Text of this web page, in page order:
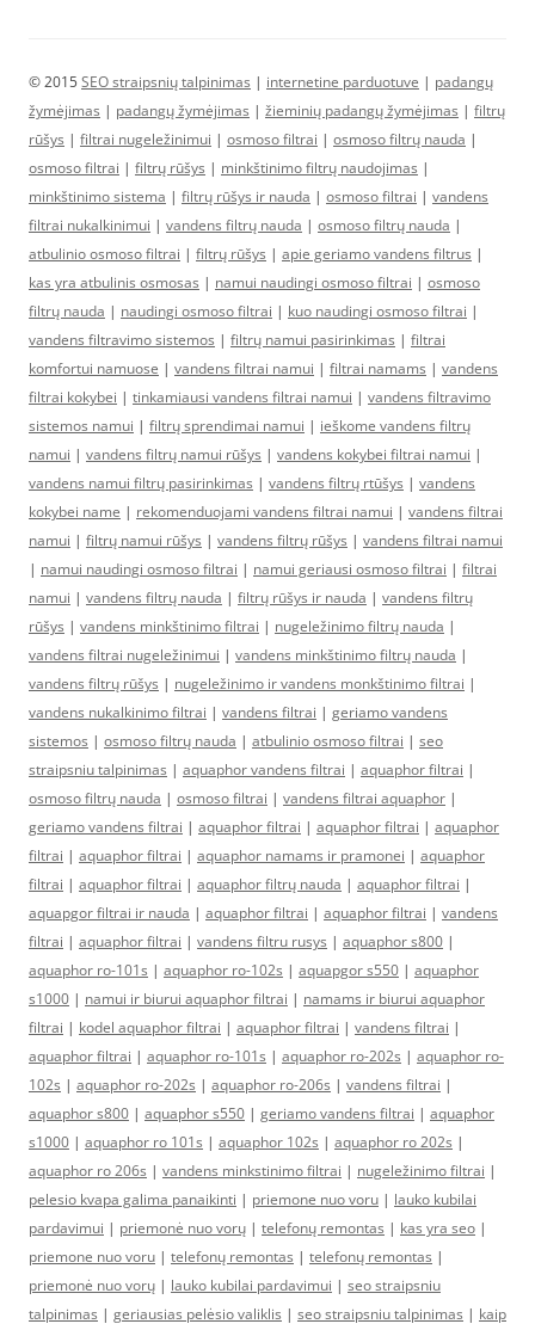
© 2015SEO straipsnių talpinimas | internetine parduotuve | padangų
žymėjimas | padangų žymėjimas | žieminių padangų žymėjimas | filtrų
rūšys | filtrai nugeležinimui | osmoso filtrai | osmoso filtrų nauda |
osmoso filtrai | filtrų rūšys | minkštinimo filtrų naudojimas |
minkštinimo sistema | filtrų rūšys ir nauda | osmoso filtrai | vandens
filtrai nukalkinimui | vandens filtrų nauda | osmoso filtrų nauda |
atbulinio osmoso filtrai | filtrų rūšys | apie geriamo vandens filtrus |
kas yra atbulinis osmosas | namui naudingi osmoso filtrai | osmoso
filtrų nauda | naudingi osmoso filtrai | kuo naudingi osmoso filtrai |
vandens filtravimo sistemos | filtrų namui pasirinkimas | filtrai
komfortui namuose | vandens filtrai namui | filtrai namams | vandens
filtrai kokybei | tinkamiausi vandens filtrai namui | vandens filtravimo
sistemos namui | filtrų sprendimai namui | ieškome vandens filtrų
namui | vandens filtrų namui rūšys | vandens kokybei filtrai namui |
vandens namui filtrų pasirinkimas | vandens filtrų rtūšys | vandens
kokybei name | rekomenduojami vandens filtrai namui | vandens filtrai
namui | filtrų namui rūšys | vandens filtrų rūšys | vandens filtrai namui
| namui naudingi osmoso filtrai | namui geriausi osmoso filtrai | filtrai
namui | vandens filtrų nauda | filtrų rūšys ir nauda | vandens filtrų
rūšys | vandens minkštinimo filtrai | nugeležinimo filtrų nauda |
vandens filtrai nugeležinimui | vandens minkštinimo filtrų nauda |
vandens filtrų rūšys | nugeležinimo ir vandens monkštinimo filtrai |
vandens nukalkinimo filtrai | vandens filtrai | geriamo vandens
sistemos | osmoso filtrų nauda | atbulinio osmoso filtrai | seo
straipsniu talpinimas | aquaphor vandens filtrai | aquaphor filtrai |
osmoso filtrų nauda | osmoso filtrai | vandens filtrai aquaphor |
geriamo vandens filtrai | aquaphor filtrai | aquaphor filtrai | aquaphor
filtrai | aquaphor filtrai | aquaphor namams ir pramonei | aquaphor
filtrai | aquaphor filtrai | aquaphor filtrų nauda | aquaphor filtrai |
aquapgor filtrai ir nauda | aquaphor filtrai | aquaphor filtrai | vandens
filtrai | aquaphor filtrai | vandens filtru rusys | aquaphor s800 |
aquaphor ro-101s | aquaphor ro-102s | aquapgor s550 | aquaphor
s1000 | namui ir biurui aquaphor filtrai | namams ir biurui aquaphor
filtrai | kodel aquaphor filtrai | aquaphor filtrai | vandens filtrai |
aquaphor filtrai | aquaphor ro-101s | aquaphor ro-202s | aquaphor ro-
102s | aquaphor ro-202s | aquaphor ro-206s | vandens filtrai |
aquaphor s800 | aquaphor s550 | geriamo vandens filtrai | aquaphor
s1000 | aquaphor ro 101s | aquaphor 102s | aquaphor ro 202s |
aquaphor ro 206s | vandens minkstinimo filtrai | nugeležinimo filtrai |
pelesio kvapa galima panaikinti | priemone nuo voru | lauko kubilai
pardavimui | priemonė nuo vorų | telefonų remontas | kas yra seo |
priemone nuo voru | telefonų remontas | telefonų remontas |
priemonė nuo vorų | lauko kubilai pardavimui | seo straipsniu
talpinimas | geriausias pelėsio valiklis | seo straipsniu talpinimas | kaip